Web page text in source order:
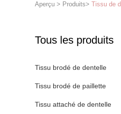
Aperçu > Produits> Tissu de
Tous les produits
Tissu brodé de dentelle
Tissu brodé de paillette
Tissu attaché de dentelle